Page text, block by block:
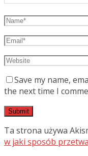
Save my name,
the next time I
Ta strona używa
w jaki sposób